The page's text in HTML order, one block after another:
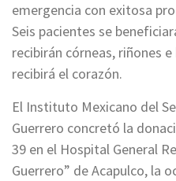
emergencia con exitosa
Seis pacientes se
recibirán córneas, riñones
recibirá el corazón.
El Instituto Mexicano del
Guerrero concretó la
39 en el Hospital General
Guerrero” de Acapulco, la